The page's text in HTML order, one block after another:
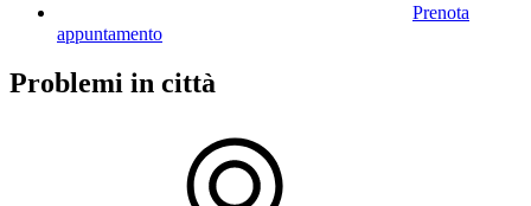
Prenota
appuntamento
Problemi in città